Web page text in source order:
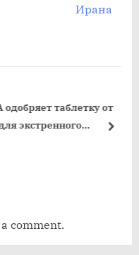
Ирана
таблетку от
экстренного
ЕС
comment.